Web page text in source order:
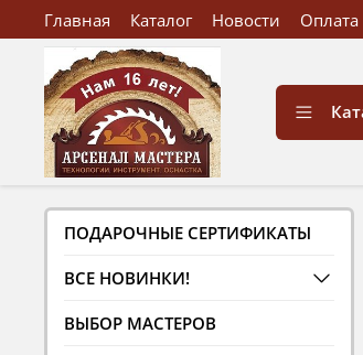
Главная Каталог Новости Оплата
ПОДАРОЧНЫЕ СЕРТИФИКАТЫ
ВСЕ НОВИНКИ!
ВЫБОР МАСТЕРОВ